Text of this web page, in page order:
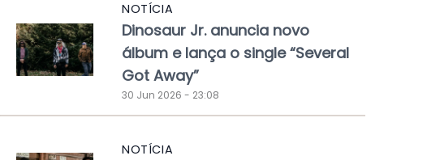
NOTÍCIA
Dinosaur Jr. anuncia novo
álbum e lança o single “Several
Got Away”
30 Jun 2026 - 23:08
NOTÍCIA